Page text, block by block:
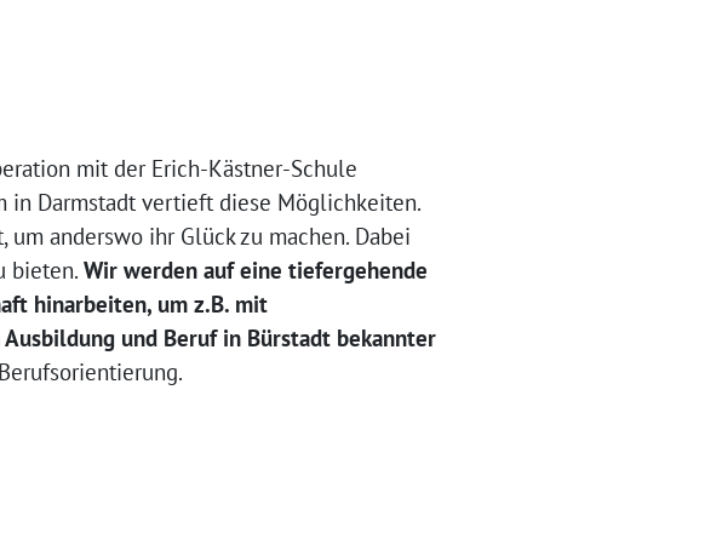
mit der Erich-Kästner-Schule
in Darmstadt vertieft diese Möglichkeiten.
anderswo ihr Glück zu machen. Dabei
bieten. Wir werden auf eine tiefergehende
hinarbeiten, um z.B. mit
und Beruf in Bürstadt bekannter